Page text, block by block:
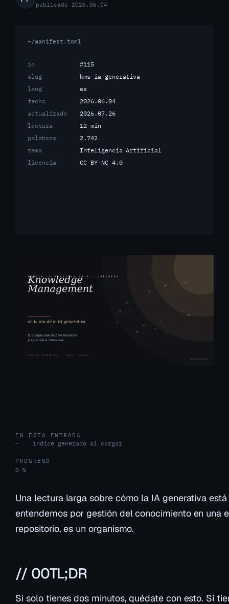
publicado 2026.06.04
~/manifest.toml
id
#115
slug
kms-ia-generativa
lang
es
fecha
2026.06.04
actualizado
2026.07.26
lectura
12 min
palabras
2.742
tema
Inteligencia Artificial
licencia
CC BY-NC 4.0
EN ESTA ENTRADA
—
índice generado al cargar
PROGRESO
0 %
Una lectura larga sobre cómo la IA generativa
entendemos por gestión del conocimiento en una
repositorio, es un organismo.
// 00TL;DR
Si solo tienes dos minutos, quédate con esto. Si